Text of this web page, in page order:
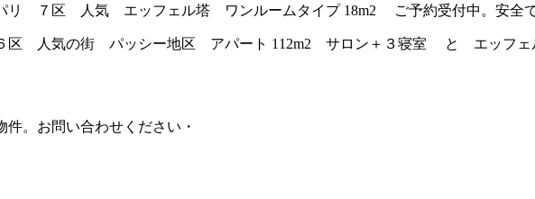
区 人気 エッフェル塔 ワンルームタイプ 18m2 ご予約受付中。安全で
人気の街 パッシー地区 アパート 112m2 サロン＋３寝室 と エッフェル
。お問い合わせください・